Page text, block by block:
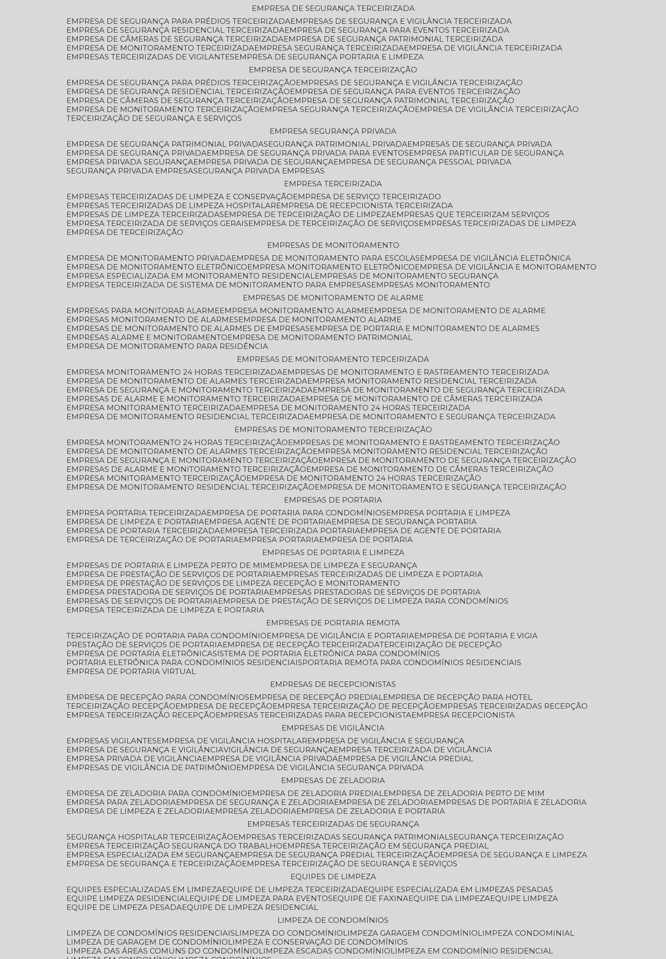
EMPRESA DE SEGURANÇA TERCEIRIZADA
EMPRESA DE SEGURANÇA PARA PRÉDIOS TERCEIRIZADA
EMPRESAS DE SEGURANÇA E VIGILÂNCIA TERCEIRIZADA
EMPRESA DE SEGURANÇA RESIDENCIAL TERCEIRIZADA
EMPRESA DE SEGURANÇA PARA EVENTOS TERCEIRIZADA
EMPRESA DE CÂMERAS DE SEGURANÇA TERCEIRIZADA
EMPRESA DE SEGURANÇA PATRIMONIAL TERCEIRIZADA
EMPRESA DE MONITORAMENTO TERCEIRIZADA
EMPRESA SEGURANÇA TERCEIRIZADA
EMPRESA DE VIGILÂNCIA TERCEIRIZADA
EMPRESAS TERCEIRIZADAS DE VIGILANTES
EMPRESA DE SEGURANÇA PORTARIA E LIMPEZA
EMPRESA DE SEGURANÇA TERCEIRIZAÇÃO
EMPRESA DE SEGURANÇA PARA PRÉDIOS TERCEIRIZAÇÃO
EMPRESAS DE SEGURANÇA E VIGILÂNCIA TERCEIRIZAÇÃO
EMPRESA DE SEGURANÇA RESIDENCIAL TERCEIRIZAÇÃO
EMPRESA DE SEGURANÇA PARA EVENTOS TERCEIRIZAÇÃO
EMPRESA DE CÂMERAS DE SEGURANÇA TERCEIRIZAÇÃO
EMPRESA DE SEGURANÇA PATRIMONIAL TERCEIRIZAÇÃO
EMPRESA DE MONITORAMENTO TERCEIRIZAÇÃO
EMPRESA SEGURANÇA TERCEIRIZAÇÃO
EMPRESA DE VIGILÂNCIA TERCEIRIZAÇÃO
TERCEIRIZAÇÃO DE SEGURANÇA E SERVIÇOS
EMPRESA SEGURANÇA PRIVADA
EMPRESA DE SEGURANÇA PATRIMONIAL PRIVADA SEGURANÇA PATRIMONIAL PRIVADA
EMPRESAS DE SEGURANÇA PRIVADA
EMPRESA DE SEGURANÇA PRIVADA
EMPRESA DE SEGURANÇA PRIVADA PARA EVENTOS
EMPRESA PARTICULAR DE SEGURANÇA
EMPRESA PRIVADA SEGURANÇA
EMPRESA PRIVADA DE SEGURANÇA
EMPRESA DE SEGURANÇA PESSOAL PRIVADA
SEGURANÇA PRIVADA EMPRESA SEGURANÇA PRIVADA EMPRESAS
EMPRESA TERCEIRIZADA
EMPRESAS TERCEIRIZADAS DE LIMPEZA E CONSERVAÇÃO
EMPRESA DE SERVIÇO TERCEIRIZADO
EMPRESAS TERCEIRIZADAS DE LIMPEZA HOSPITALAR
EMPRESA DE RECEPCIONISTA TERCEIRIZADA
EMPRESAS DE LIMPEZA TERCEIRIZADAS
EMPRESA DE TERCEIRIZAÇÃO DE LIMPEZA
EMPRESAS QUE TERCEIRIZAM SERVIÇOS
EMPRESA TERCEIRIZADA DE SERVIÇOS GERAIS
EMPRESA DE TERCEIRIZAÇÃO DE SERVIÇOS
EMPRESAS TERCEIRIZADAS DE LIMPEZA
EMPRESA DE TERCEIRIZAÇÃO
EMPRESAS DE MONITORAMENTO
EMPRESA DE MONITORAMENTO PRIVADA
EMPRESA DE MONITORAMENTO PARA ESCOLAS
EMPRESA DE VIGILÂNCIA ELETRÔNICA
EMPRESA DE MONITORAMENTO ELETRÔNICO
EMPRESA MONITORAMENTO ELETRÔNICO
EMPRESA DE VIGILÂNCIA E MONITORAMENTO
EMPRESA ESPECIALIZADA EM MONITORAMENTO RESIDENCIAL
EMPRESAS DE MONITORAMENTO SEGURANÇA
EMPRESA TERCEIRIZADA DE SISTEMA DE MONITORAMENTO PARA EMPRESAS
EMPRESAS MONITORAMENTO
EMPRESAS DE MONITORAMENTO DE ALARME
EMPRESAS PARA MONITORAR ALARME
EMPRESA MONITORAMENTO ALARME
EMPRESA DE MONITORAMENTO DE ALARME
EMPRESAS MONITORAMENTO DE ALARMES
EMPRESA DE MONITORAMENTO ALARME
EMPRESAS DE MONITORAMENTO DE ALARMES DE EMPRESAS
EMPRESA DE PORTARIA E MONITORAMENTO DE ALARMES
EMPRESAS ALARME E MONITORAMENTO
EMPRESA DE MONITORAMENTO PATRIMONIAL
EMPRESA DE MONITORAMENTO PARA RESIDÊNCIA
EMPRESAS DE MONITORAMENTO TERCEIRIZADA
EMPRESA MONITORAMENTO 24 HORAS TERCEIRIZADA
EMPRESAS DE MONITORAMENTO E RASTREAMENTO TERCEIRIZADA
EMPRESA DE MONITORAMENTO DE ALARMES TERCEIRIZADA
EMPRESA MONITORAMENTO RESIDENCIAL TERCEIRIZADA
EMPRESA DE SEGURANÇA E MONITORAMENTO TERCEIRIZADA
EMPRESA DE MONITORAMENTO DE SEGURANÇA TERCEIRIZADA
EMPRESAS DE ALARME E MONITORAMENTO TERCEIRIZADA
EMPRESA DE MONITORAMENTO DE CÂMERAS TERCEIRIZADA
EMPRESA MONITORAMENTO TERCEIRIZADA
EMPRESA DE MONITORAMENTO 24 HORAS TERCEIRIZADA
EMPRESA DE MONITORAMENTO RESIDENCIAL TERCEIRIZADA
EMPRESA DE MONITORAMENTO E SEGURANÇA TERCEIRIZADA
EMPRESAS DE MONITORAMENTO TERCEIRIZAÇÃO
EMPRESA MONITORAMENTO 24 HORAS TERCEIRIZAÇÃO
EMPRESAS DE MONITORAMENTO E RASTREAMENTO TERCEIRIZAÇÃO
EMPRESA DE MONITORAMENTO DE ALARMES TERCEIRIZAÇÃO
EMPRESA MONITORAMENTO RESIDENCIAL TERCEIRIZAÇÃO
EMPRESA DE SEGURANÇA E MONITORAMENTO TERCEIRIZAÇÃO
EMPRESA DE MONITORAMENTO DE SEGURANÇA TERCEIRIZAÇÃO
EMPRESAS DE ALARME E MONITORAMENTO TERCEIRIZAÇÃO
EMPRESA DE MONITORAMENTO DE CÂMERAS TERCEIRIZAÇÃO
EMPRESA MONITORAMENTO TERCEIRIZAÇÃO
EMPRESA DE MONITORAMENTO 24 HORAS TERCEIRIZAÇÃO
EMPRESA DE MONITORAMENTO RESIDENCIAL TERCEIRIZAÇÃO
EMPRESA DE MONITORAMENTO E SEGURANÇA TERCEIRIZAÇÃO
EMPRESAS DE PORTARIA
EMPRESA PORTARIA TERCEIRIZADA
EMPRESA DE PORTARIA PARA CONDOMÍNIOS
EMPRESA PORTARIA E LIMPEZA
EMPRESA DE LIMPEZA E PORTARIA
EMPRESA AGENTE DE PORTARIA
EMPRESA DE SEGURANÇA PORTARIA
EMPRESA DE PORTARIA TERCEIRIZADA
EMPRESA TERCEIRIZADA PORTARIA
EMPRESA DE AGENTE DE PORTARIA
EMPRESA DE TERCEIRIZAÇÃO DE PORTARIA
EMPRESA PORTARIA
EMPRESA DE PORTARIA
EMPRESAS DE PORTARIA E LIMPEZA
EMPRESAS DE PORTARIA E LIMPEZA PERTO DE MIM
EMPRESA DE LIMPEZA E SEGURANÇA
EMPRESA DE PRESTAÇÃO DE SERVIÇOS DE PORTARIA
EMPRESAS TERCEIRIZADAS DE LIMPEZA E PORTARIA
EMPRESA DE PRESTAÇÃO DE SERVIÇOS DE LIMPEZA RECEPÇÃO E MONITORAMENTO
EMPRESA PRESTADORA DE SERVIÇOS DE PORTARIA
EMPRESAS PRESTADORAS DE SERVIÇOS DE PORTARIA
EMPRESAS DE SERVIÇOS DE PORTARIA
EMPRESA DE PRESTAÇÃO DE SERVIÇOS DE LIMPEZA PARA CONDOMÍNIOS
EMPRESA TERCEIRIZADA DE LIMPEZA E PORTARIA
EMPRESAS DE PORTARIA REMOTA
TERCEIRIZAÇÃO DE PORTARIA PARA CONDOMÍNIO
EMPRESA DE VIGILÂNCIA E PORTARIA
EMPRESA DE PORTARIA E VIGIA
PRESTAÇÃO DE SERVIÇOS DE PORTARIA
EMPRESA DE RECEPÇÃO TERCEIRIZADA TERCEIRIZAÇÃO DE RECEPÇÃO
EMPRESA DE PORTARIA ELETRÔNICA SISTEMA DE PORTARIA ELETRÔNICA PARA CONDOMÍNIOS
PORTARIA ELETRÔNICA PARA CONDOMÍNIOS RESIDENCIAIS
PORTARIA REMOTA PARA CONDOMÍNIOS RESIDENCIAIS
EMPRESA DE PORTARIA VIRTUAL
EMPRESAS DE RECEPCIONISTAS
EMPRESA DE RECEPÇÃO PARA CONDOMÍNIOS
EMPRESA DE RECEPÇÃO PREDIAL
EMPRESA DE RECEPÇÃO PARA HOTEL
TERCEIRIZAÇÃO RECEPÇÃO
EMPRESA DE RECEPÇÃO EMPRESA TERCEIRIZAÇÃO DE RECEPÇÃO
EMPRESAS TERCEIRIZADAS RECEPÇÃO
EMPRESA TERCEIRIZAÇÃO RECEPÇÃO
EMPRESAS TERCEIRIZADAS PARA RECEPCIONISTA
EMPRESA RECEPCIONISTA
EMPRESAS DE VIGILÂNCIA
EMPRESAS VIGILANTES
EMPRESA DE VIGILÂNCIA HOSPITALAR
EMPRESA DE VIGILÂNCIA E SEGURANÇA
EMPRESA DE SEGURANÇA E VIGILÂNCIA VIGILÂNCIA DE SEGURANÇA
EMPRESA TERCEIRIZADA DE VIGILÂNCIA
EMPRESA PRIVADA DE VIGILÂNCIA
EMPRESA DE VIGILÂNCIA PRIVADA
EMPRESA DE VIGILÂNCIA PREDIAL
EMPRESAS DE VIGILÂNCIA DE PATRIMÔNIO
EMPRESA DE VIGILÂNCIA SEGURANÇA PRIVADA
EMPRESAS DE ZELADORIA
EMPRESA DE ZELADORIA PARA CONDOMÍNIO
EMPRESA DE ZELADORIA PREDIAL
EMPRESA DE ZELADORIA PERTO DE MIM
EMPRESA PARA ZELADORIA
EMPRESA DE SEGURANÇA E ZELADORIA EMPRESA DE ZELADORIA
EMPRESAS DE PORTARIA E ZELADORIA
EMPRESA DE LIMPEZA E ZELADORIA
EMPRESA ZELADORIA
EMPRESA DE ZELADORIA E PORTARIA
EMPRESAS TERCEIRIZADAS DE SEGURANÇA
SEGURANÇA HOSPITALAR TERCEIRIZAÇÃO
EMPRESAS TERCEIRIZADAS SEGURANÇA PATRIMONIAL SEGURANÇA TERCEIRIZAÇÃO
EMPRESA TERCEIRIZAÇÃO SEGURANÇA DO TRABALHO
EMPRESA TERCEIRIZAÇÃO EM SEGURANÇA PREDIAL
EMPRESA ESPECIALIZADA EM SEGURANÇA
EMPRESA DE SEGURANÇA PREDIAL TERCEIRIZAÇÃO
EMPRESA DE SEGURANÇA E LIMPEZA
EMPRESA DE SEGURANÇA E TERCEIRIZAÇÃO
EMPRESA TERCEIRIZAÇÃO DE SEGURANÇA E SERVIÇOS
EQUIPES DE LIMPEZA
EQUIPES ESPECIALIZADAS EM LIMPEZA EQUIPE DE LIMPEZA TERCEIRIZADA EQUIPE ESPECIALIZADA EM LIMPEZAS PESADAS
EQUIPE LIMPEZA RESIDENCIAL EQUIPE DE LIMPEZA PARA EVENTOS EQUIPE DE FAXINA EQUIPE DA LIMPEZA EQUIPE LIMPEZA
EQUIPE DE LIMPEZA PESADA EQUIPE DE LIMPEZA RESIDENCIAL
LIMPEZA DE CONDOMÍNIOS
LIMPEZA DE CONDOMÍNIOS RESIDENCIAIS
LIMPEZA DO CONDOMÍNIO LIMPEZA GARAGEM CONDOMÍNIO
LIMPEZA CONDOMINIAL
LIMPEZA DE GARAGEM DE CONDOMÍNIO
LIMPEZA E CONSERVAÇÃO DE CONDOMÍNIOS
LIMPEZA DAS ÁREAS COMUNS DO CONDOMÍNIO
LIMPEZA ESCADAS CONDOMÍNIO
LIMPEZA EM CONDOMÍNIO RESIDENCIAL